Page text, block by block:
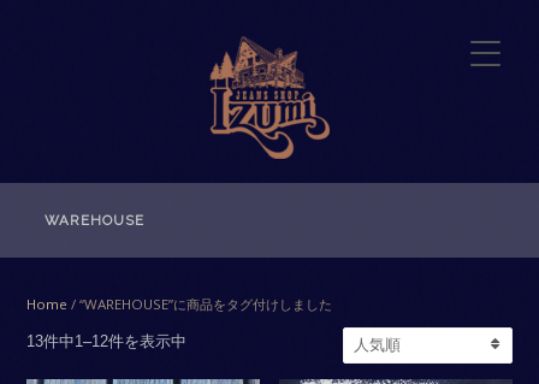
WAREHOUSE
Home / “WAREHOUSE”に商品をタグ付けしました
13件中1–12件を表示中